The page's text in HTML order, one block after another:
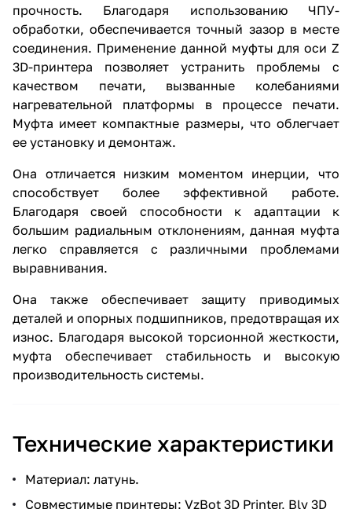
прочность. Благодаря использованию ЧПУ-
обработки, обеспечивается точный зазор в месте
соединения. Применение данной муфты для оси Z
3D-принтера позволяет устранить проблемы с
качеством печати, вызванные колебаниями
нагревательной платформы в процессе печати.
Муфта имеет компактные размеры, что облегчает
ее установку и демонтаж.
Она отличается низким моментом инерции, что
способствует более эффективной работе.
Благодаря своей способности к адаптации к
большим радиальным отклонениям, данная муфта
легко справляется с различными проблемами
выравнивания.
Она также обеспечивает защиту приводимых
деталей и опорных подшипников, предотвращая их
износ. Благодаря высокой торсионной жесткости,
муфта обеспечивает стабильность и высокую
производительность системы.
Технические характеристики
Материал: латунь.
Совместимые принтеры: VzBot 3D Printer, Blv 3D